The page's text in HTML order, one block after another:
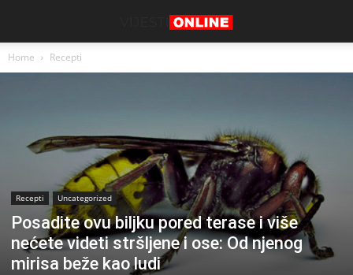
Home Recepti
Recepti Uncategorized
Posadite ovu biljku pored terase i više
nećete videti stršljene i ose: Od njenog
mirisa beže kao ludi